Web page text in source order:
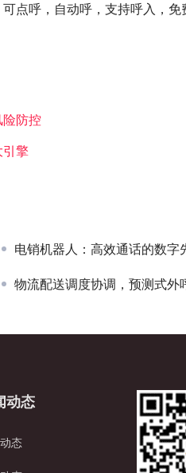
点呼，自动呼，支持呼入，免
防控
引擎
电销机器人：高效通话的数字
物流配送调度协调，预测式外
动态
态